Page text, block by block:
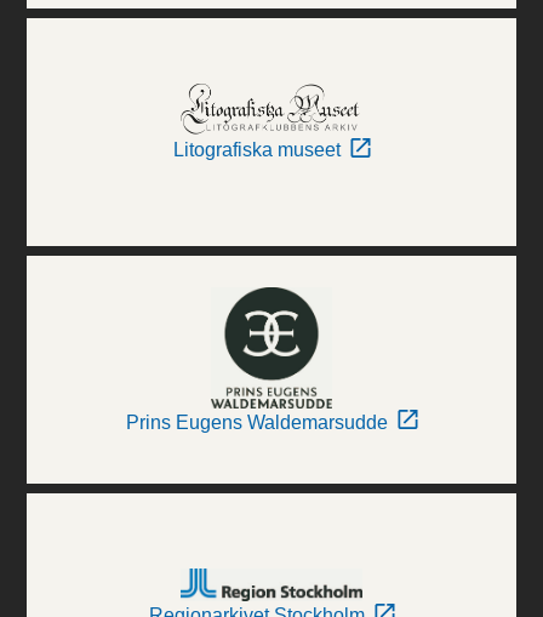
Litografiska museet
Prins Eugens Waldemarsudde